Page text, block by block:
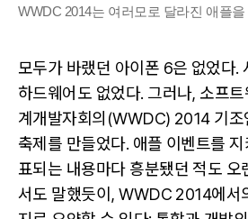
WWDC 2014는 여러모로 달라진 애플
모두가 바랬던 아이폰 6은 없었다.
하드웨어도 없었다. 그러나, 소프트
계개발자회의(WWDC) 2014 기
축제를 만들었다. 애플 이벤트를
표되는 내용마다 흥분됐던 적도 오
서도 말했듯이, WWDC 2014에서